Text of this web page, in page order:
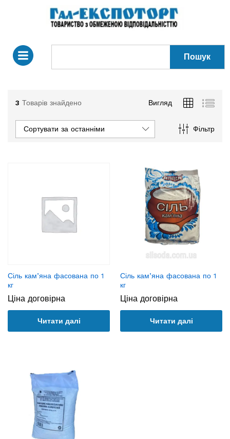
Пошук
3 Товарів знайдено Вигляд
Фільтр
Сортувати за останніми
Сіль кам’яна фасована по 1
кг
Ціна договірна
Читати далі
Сіль кам’яна фасована по 1
кг
Ціна договірна
Читати далі